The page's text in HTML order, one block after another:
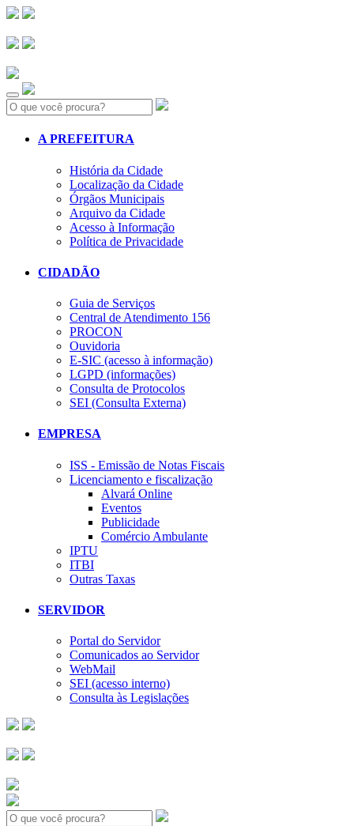
Search:
A PREFEITURA
História da Cidade
Localização da Cidade
Órgãos Municipais
Arquivo da Cidade
Acesso à Informação
Política de Privacidade
CIDADÃO
Guia de Serviços
Central de Atendimento 156
PROCON
Ouvidoria
E-SIC (acesso à informação)
LGPD (informações)
Consulta de Protocolos
SEI (Consulta Externa)
EMPRESA
ISS - Emissão de Notas Fiscais
Licenciamento e fiscalização
Alvará Online
Eventos
Publicidade
Comércio Ambulante
IPTU
ITBI
Outras Taxas
SERVIDOR
Portal do Servidor
Comunicados ao Servidor
WebMail
SEI (acesso interno)
Consulta às Legislações
Search: